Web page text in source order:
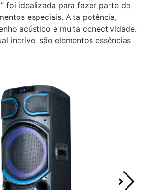
foi idealizada para fazer parte de
especiais. Alta potência,
acústico e muita conectividade.
incrível são elementos essências